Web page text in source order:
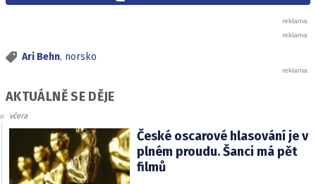
Ari Behn, norsko
AKTUÁLNĚ SE DĚJE
včera
České oscarové hlasování je v
plném proudu. Šanci má pět
filmů